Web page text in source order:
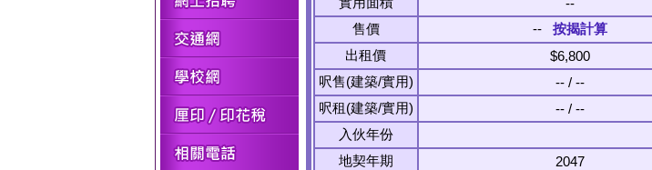
--
售價
-- 按揭計算
出租價
$6,800
呎售(建築/實用)
-- / --
呎租(建築/實用)
-- / --
入伙年份
地契年期
2047